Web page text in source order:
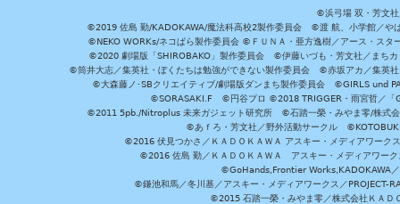
©浜弓場 双・芳文社
©2019 佐島 勤/KADOKAWA/魔法科高校2製作委員会 ©渡 航、小学館／や
©NEKO WORKs/ネコぱら製作委員会 ©ＦＵＮＡ・亜方逸樹／アース・ス
©2020 劇場版「SHIROBAKO」製作委員会 ©伊藤いづも・芳文社／まち
©筒井大志／集英社・ぼくたちは勉強ができない製作委員会 ©赤坂アカ／集英
©大森藤ノ･SBクリエイティブ/劇場版ダンまち製作委員会 ©GIRLS und
©SORASAKI.F ©円谷プロ ©2018 TRIGGER・雨宮哲／
©2011 5pb./Nitroplus 未来ガジェット研究所 ©石踏一榮・みやま零/株式
©あｆろ・芳文社／野外活動サークル
©2016 伏見つかさ／ＫＡＤＯＫＡＷＡ アスキー・メディアワー
©2016 佐島 勤／ＫＡＤＯＫＡＷＡ アスキー・メディアワ
©GoHands,Frontier Works,KADOKAWA
©鎌池和馬／冬川基／アスキー・メディアワークス／
©2015 石踏一榮・みやま零／株式会社ＫＡＤ